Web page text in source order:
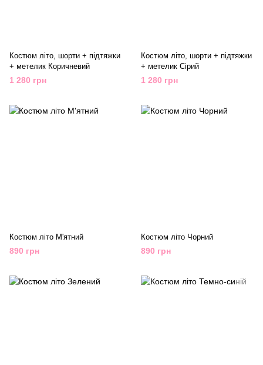
Костюм літо, шорти + підтяжки
+ метелик Коричневий
1 280 грн
Костюм літо, шорти + підтяжки
+ метелик Сірий
1 280 грн
Костюм літо М'ятний
890 грн
Костюм літо Чорний
890 грн